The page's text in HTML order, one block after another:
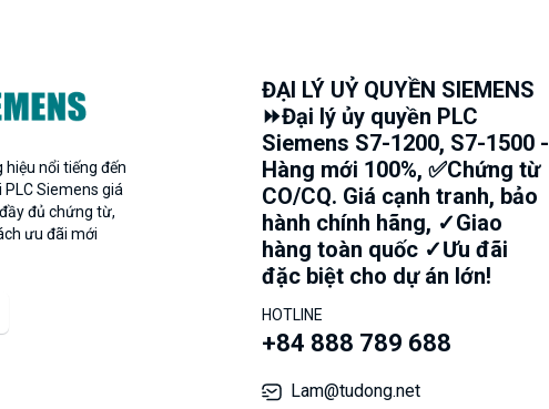
hiệu nổi tiếng đến
Siemens giá
đủ chứng từ,
ưu đãi mới
ĐẠI LÝ UỶ QUYỀN SIEMENS
⏩Đại lý ủy quyền PLC
Siemens S7-1200, S7-1500 -
Hàng mới 100%, ✅Chứng từ
CO/CQ. Giá cạnh tranh, bảo
hành chính hãng, ✓Giao
hàng toàn quốc ✓Ưu đãi
đặc biệt cho dự án lớn!
HOTLINE
+84 888 789 688
Lam@tudong.net